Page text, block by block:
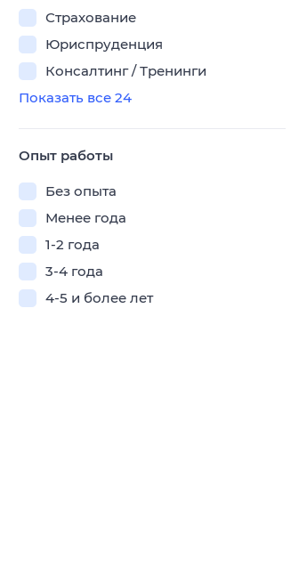
Страхование
Юриспруденция
Консалтинг / Тренинги
Показать все 24
Опыт работы
Без опыта
Менее года
1-2 года
3-4 года
4-5 и более лет